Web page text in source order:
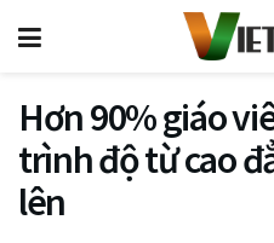
Hơn 90% giáo
trình độ từ cao
lên